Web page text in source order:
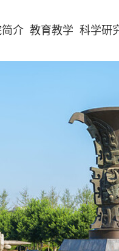
介 教育教学 科学研